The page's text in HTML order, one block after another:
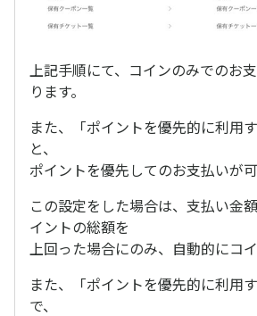
上記手順にて、コインのみでのお
ります。
また、「ポイントを優先的に利用
と、
ポイントを優先してのお支払いが可
この設定をした場合は、支払い金
イントの総額を
上回った場合にのみ、自動的にコ
また、「ポイントを優先的に利用
で、